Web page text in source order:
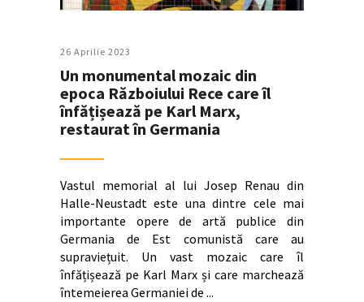
26 Aprilie 2023
Un monumental mozaic din
epoca Războiului Rece care îl
înfățișează pe Karl Marx,
restaurat în Germania
Vastul memorial al lui Josep Renau din
Halle-Neustadt este una dintre cele mai
importante opere de artă publice din
Germania de Est comunistă care au
supraviețuit. Un vast mozaic care îl
înfățișează pe Karl Marx și care marchează
întemeierea Germaniei de